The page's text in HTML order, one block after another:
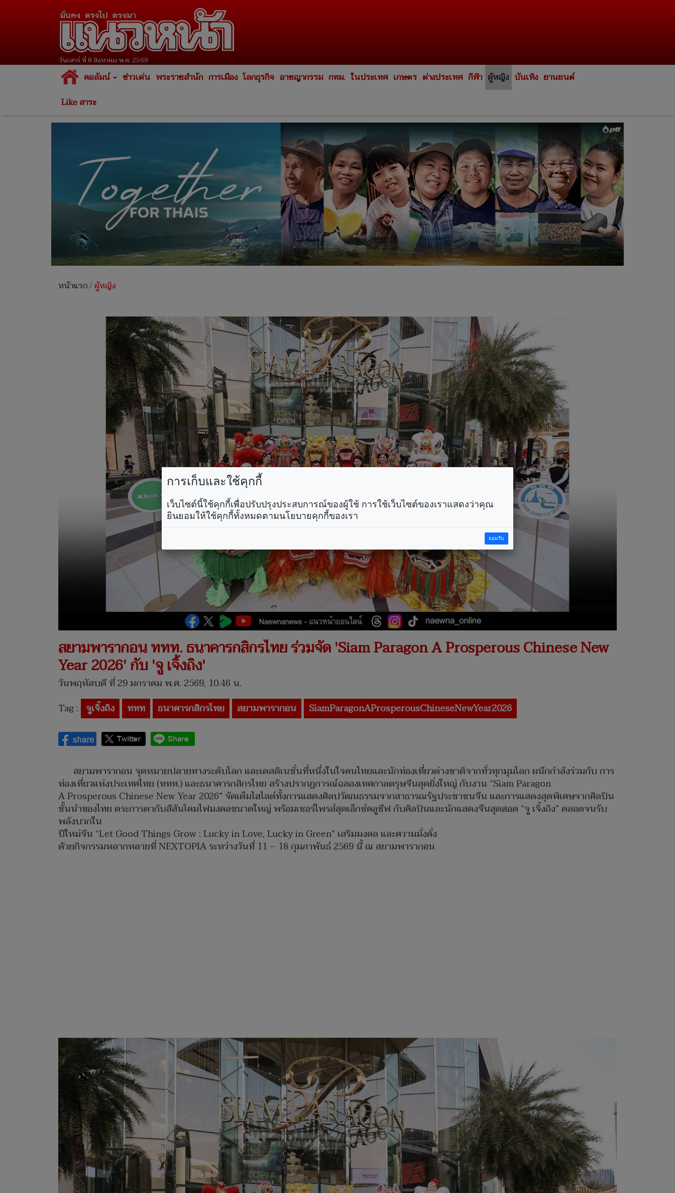
วันเสาร์ ที่ 8 สิงหาคม พ.ศ. 2569
คอลัมน์ ข่าวเด่น พระราชสำนัก การเมือง โลกธุรกิจ อาชญากรรม กทม. ในประเทศ เกษตร ต่างประเทศ กีฬา ผู้หญิง บันเทิง ยานยนต์
Like สาระ
หน้าแรก/ผู้หญิง
สยามพารากอน ททท. ธนาคารกสิกรไทย ร่วมจัด 'Siam Paragon A Prosperous Chinese New
Year 2026' กับ 'จู เจิ้งถิง'
วันพฤหัสบดี ที่ 29 มกราคม พ.ศ. 2569, 10.46 น.
Tag : จูเจิ้งถิง ททท ธนาคารกสิกรไทย สยามพารากอน SiamParagonAProsperousChineseNewYear2026
สยามพารากอน จุดหมายปลายทางระดับโลก และเดสติเนชั่นที่หนึ่งในใจคนไทยและนักท่องเที่ยวต่างชาติจากทั่วทุกมุมโลก ผนึกกำลังร่วมกับ การ
ท่องเที่ยวแห่งประเทศไทย (ททท.) และธนาคารกสิกรไทย สร้างปรากฏการณ์ฉลองเทศกาลตรุษจีนสุดยิ่งใหญ่ กับงาน “Siam Paragon
A Prosperous Chinese New Year 2026” จัดเต็มไฮไลต์ทั้งการแสดงศิลปวัฒนธรรมจากสาธารณรัฐประชาชนจีน และการแสดงสุดพิเศษจากศิลปิน
ชั้นนำของไทย ตระการตากับสีสันโคมไฟมงคลขนาดใหญ่ พร้อมเซอร์ไพรส์สุดเอ็กซ์คลูซีฟ กับศิลปินและนักแสดงจีนสุดฮอต “จู เจิ้งถิง” ตลอดจนรับ
พลังบวกใน
ปีใหม่จีน “Let Good Things Grow : Lucky in Love, Lucky in Green” เสริมมงคล และความมั่งคั่ง
ด้วยกิจกรรมหลากหลายที่ NEXTOPIA ระหว่างวันที่ 11 – 18 กุมภาพันธ์ 2569 นี้ ณ สยามพารากอน
การเก็บและใช้คุกกี้
เว็บไซต์นี้ใช้คุกกี้เพื่อปรับปรุงประสบการณ์ของผู้ใช้ การใช้เว็บไซต์ของเราแสดงว่าคุณ
ยินยอมให้ใช้คุกกี้ทั้งหมดตามนโยบายคุกกี้ของเรา
ยอมรับ